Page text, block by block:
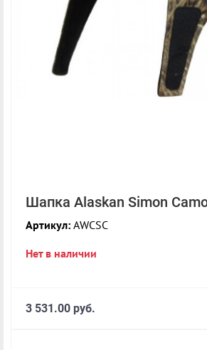
Шапка Alaskan Simon
Артикул: AWCSC
Нет в наличии
3 531.00 руб.